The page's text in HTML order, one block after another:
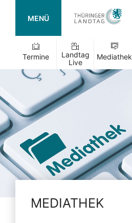
MENÜ
Termine
Landtag
Live
Mediathek
MEDIATHEK